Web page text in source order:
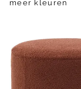
meer kleuren